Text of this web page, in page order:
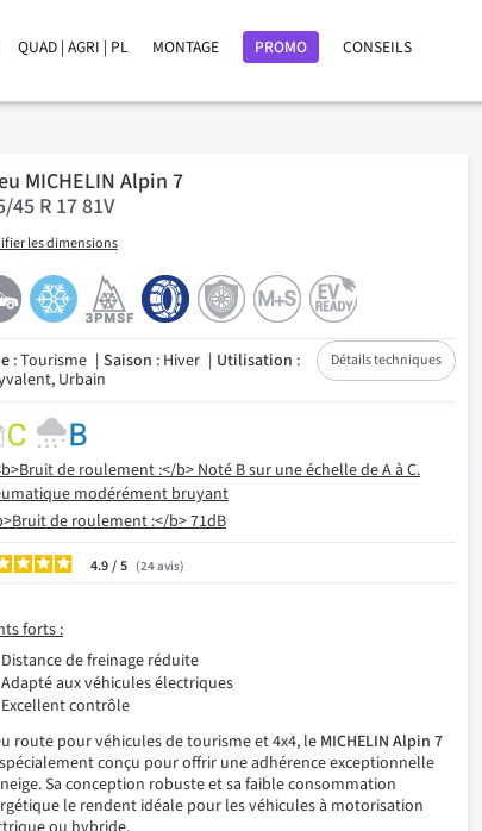
QUAD | AGRI | PL MONTAGE PROMO CONSEILS
MICHELIN Alpin 7
45 R 17 81V
les dimensions
Détails techniques
: Tourisme Saison : Hiver Utilisation :
Urbain
4.9/ 24avis
forts :
Distance de freinage réduite
Adapté aux véhicules électriques
Excellent contrôle
route pour véhicules de tourisme et 4x4, le MICHELIN Alpin 7
conçu pour offrir une adhérence exceptionnelle
Sa conception robuste et sa faible consommation
le rendent idéale pour les véhicules à motorisation